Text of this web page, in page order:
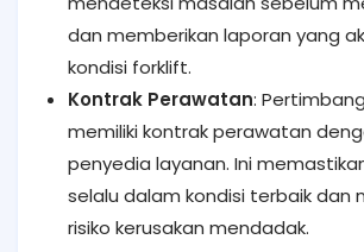
dan memberikan laporan yang
kondisi forklift.
Kontrak Perawatan:
memiliki kontrak perawatan
penyedia layanan. Ini
selalu dalam kondisi terbaik dan
risiko kerusakan mendadak.